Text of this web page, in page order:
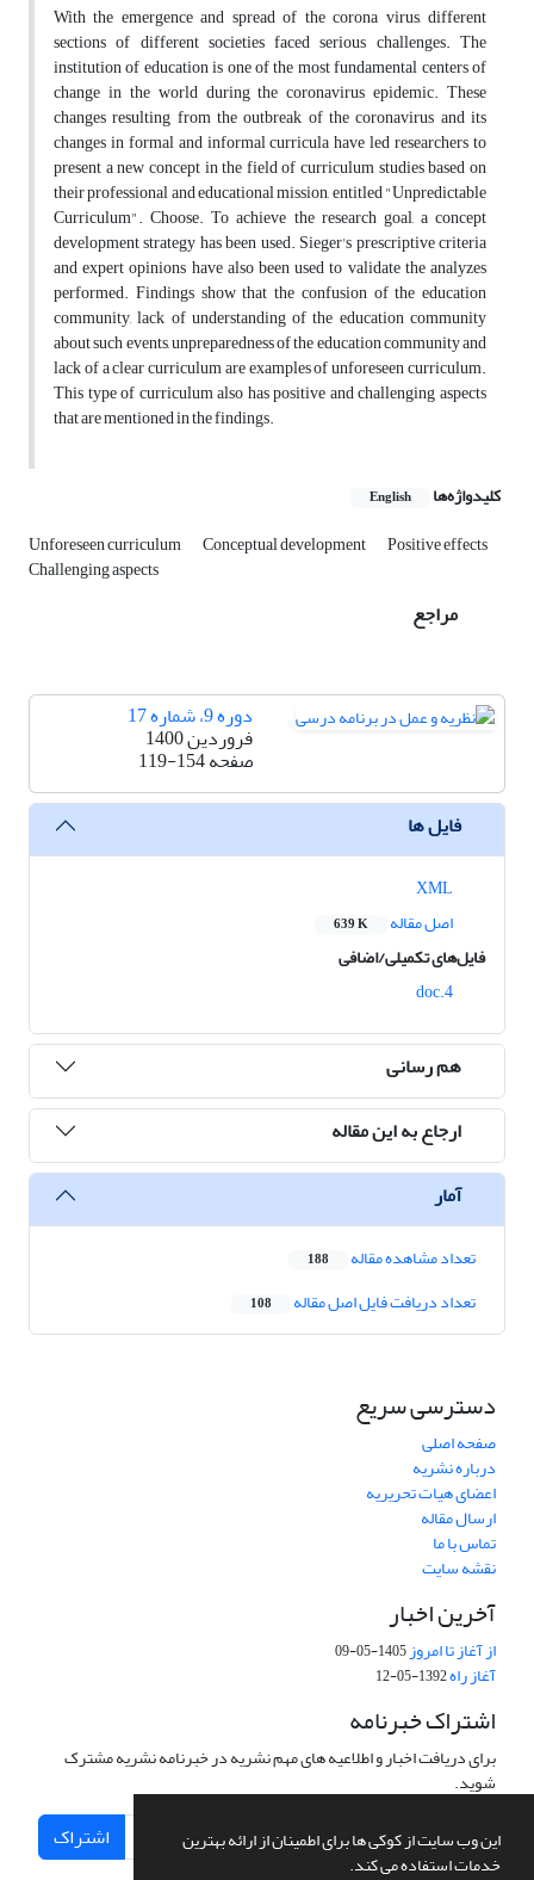
این وب سایت از کوکی ها برای اطمینان از ارائه بهترین
خدمات استفاده می کند.
With the emergence and spread of the corona virus, different
sections of different societies faced serious challenges. The
institution of education is one of the most fundamental centers of
change in the world during the coronavirus epidemic. These
changes resulting from the outbreak of the coronavirus and its
changes in formal and informal curricula have led researchers to
present a new concept in the field of curriculum studies based on
their professional and educational mission, entitled "Unpredictable
Curriculum". Choose. To achieve the research goal, a concept
development strategy has been used. Sieger's prescriptive criteria
and expert opinions have also been used to validate the analyzes
performed. Findings show that the confusion of the education
community, lack of understanding of the education community
about such events, unpreparedness of the education community and
lack of a clear curriculum are examples of unforeseen curriculum.
This type of curriculum also has positive and challenging aspects
that are mentioned in the findings.
کلیدواژه‌ها English
Unforeseen curriculum Conceptual development Positive effects
Challenging aspects
مراجع
دوره 9، شماره 17
فروردین 1400
صفحه119-154
فایل ها
اصل مقاله
639 K
فایل‌های تکمیلی/اضافی
4.doc
هم رسانی
ارجاع به این مقاله
آمار
تعداد مشاهده مقاله 188
تعداد دریافت فایل اصل مقاله 108
دسترسی سریع
صفحه اصلی
درباره نشریه
اعضای هیات تحریریه
ارسال مقاله
تماس با ما
نقشه سایت
آخرین اخبار
از آغاز تا امروز1405-05-09
آغاز راه1392-05-12
اشتراک خبرنامه
برای دریافت اخبار و اطلاعیه های مهم نشریه در خبرنامه نشریه مشترک
شوید.
اشتراک